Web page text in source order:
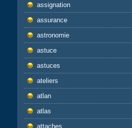
assignation
assurance
astronomie
astuce
astuces
ateliers
atlan
atlas
attaches